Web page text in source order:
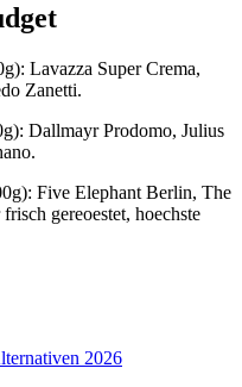
Lavazza Super Crema,
Zanetti.
Dallmayr Prodomo, Julius
Five Elephant Berlin, The
gereoestet, hoechste
2026